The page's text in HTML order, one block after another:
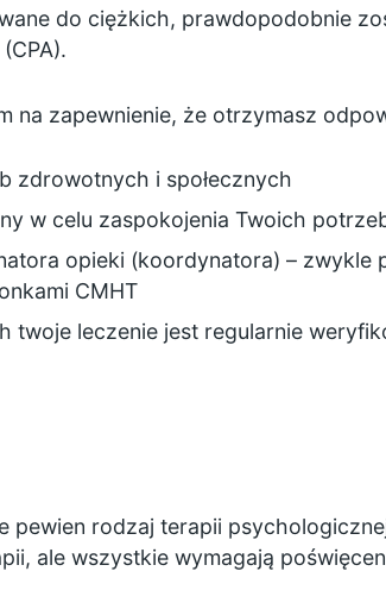
do ciężkich, prawdopodobnie
na zapewnienie, że otrzymasz
zdrowotnych i społecznych
w celu zaspokojenia Twoich
opieki (koordynatora) – zwykle
CMHT
twoje leczenie jest regularnie
pewien rodzaj terapii
ale wszystkie wymagają